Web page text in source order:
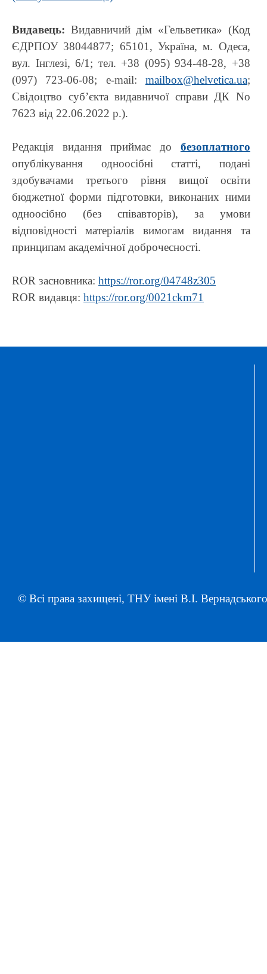
Видавець: Видавничий дім «Гельветика» (Код
ЄДРПОУ 38044877; 65101, Україна, м. Одеса,
вул. Інглезі, 6/1; тел. +38 (095) 934-48-28, +38
(097) 723-06-08; e-mail: mailbox@helvetica.ua;
Свідоцтво суб’єкта видавничої справи ДК No
7623 від 22.06.2022 р.).
Редакція видання приймає до безоплатного
опублікування одноосібні статті, подані
здобувачами третього рівня вищої освіти
бюджетної форми підготовки, виконаних ними
одноосібно (без співавторів), за умови
відповідності матеріалів вимогам видання та
принципам академічної доброчесності.
ROR засновника: https://ror.org/04748z305
ROR видавця: https://ror.org/0021ckm71
© Всі права захищені, ТНУ імені В.І.